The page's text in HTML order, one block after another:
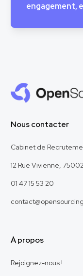
engagement,
Nous contacter
Cabinet de
12 Rue Vivienne,
01 47 15 53 20
À propos
Rejoignez-nous !